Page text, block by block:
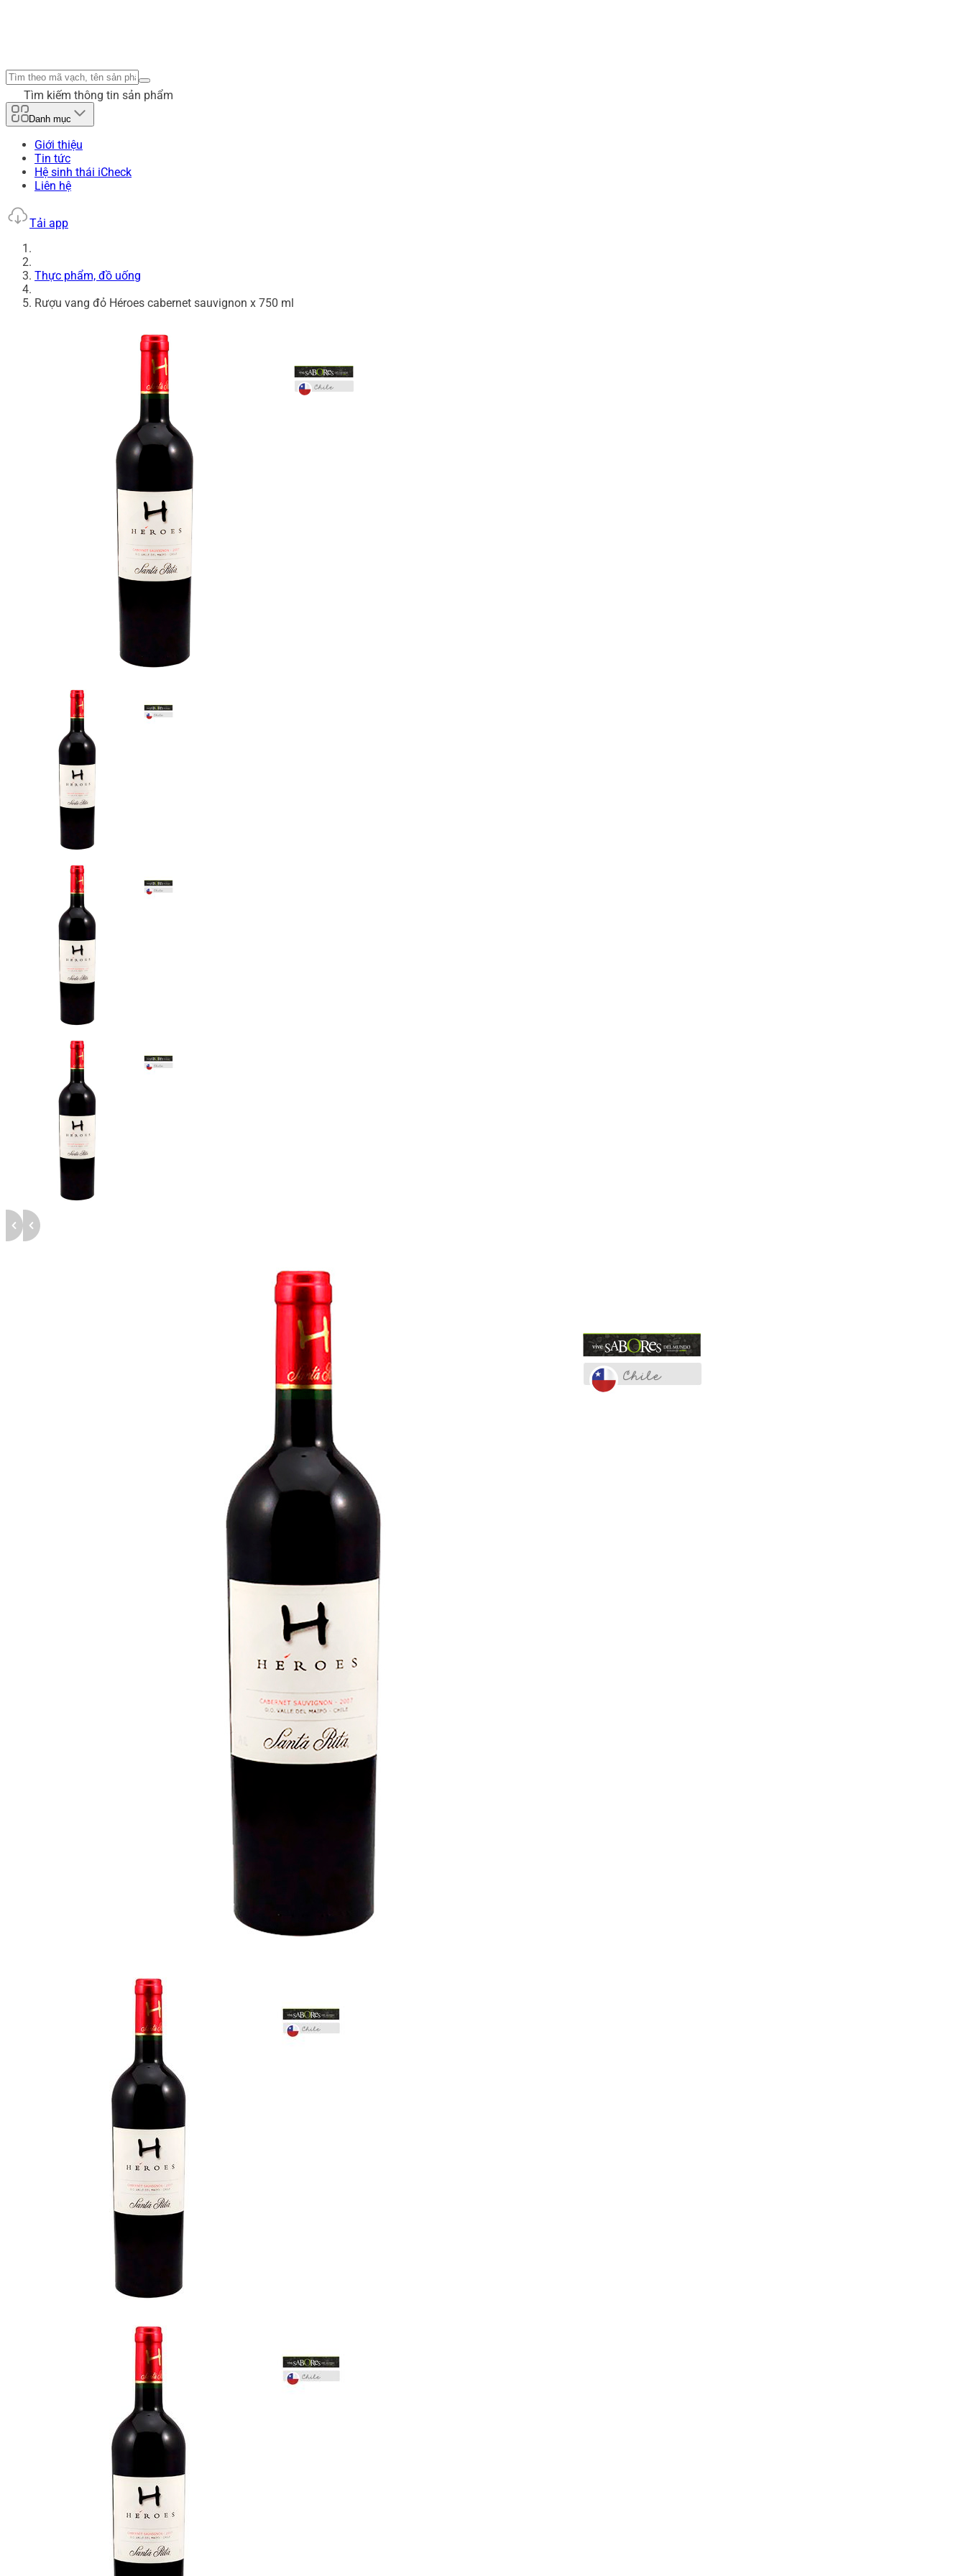
Tìm kiếm thông tin sản phẩm
Danh mục
Giới thiệu
Tin tức
Hệ sinh thái iCheck
Liên hệ
Tải app
Thực phẩm, đồ uống
Rượu vang đỏ Héroes cabernet sauvignon x 750 ml